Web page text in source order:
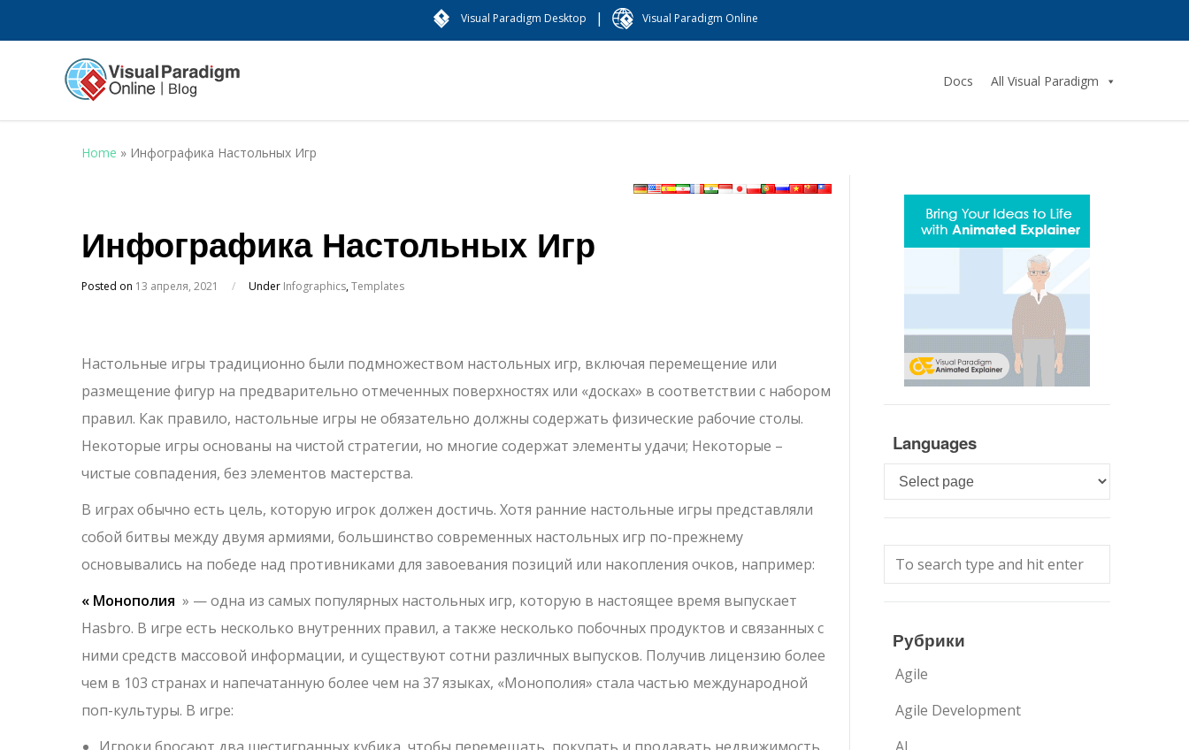
Visual Paradigm Desktop | Visual Paradigm Online
Docs All Visual Paradigm
Home » Инфографика Настольных Игр
Инфографика Настольных Игр
Posted on 13 апреля, 2021 / Under Infographics,Templates
Настольные игры традиционно были подмножеством настольных игр, включая перемещение или
размещение фигур на предварительно отмеченных поверхностях или «досках» в соответствии с набором
правил. Как правило, настольные игры не обязательно должны содержать физические рабочие столы.
Некоторые игры основаны на чистой стратегии, но многие содержат элементы удачи; Некоторые –
чистые совпадения, без элементов мастерства.
В играх обычно есть цель, которую игрок должен достичь. Хотя ранние настольные игры представляли
собой битвы между двумя армиями, большинство современных настольных игр по-прежнему
основывались на победе над противниками для завоевания позиций или накопления очков, например:
« Монополия » — одна из самых популярных настольных игр, которую в настоящее время выпускает
Hasbro. В игре есть несколько внутренних правил, а также несколько побочных продуктов и связанных с
ними средств массовой информации, и существуют сотни различных выпусков. Получив лицензию более
чем в 103 странах и напечатанную более чем на 37 языках, «Монополия» стала частью международной
поп-культуры. В игре:
Languages
Languages
Рубрики
Agile
Agile Development